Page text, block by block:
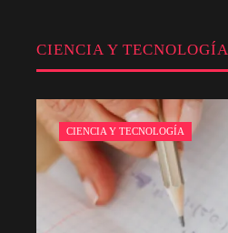
CIENCIA Y TECNOLOGÍA
CIENCIA Y TECNOLOGÍA